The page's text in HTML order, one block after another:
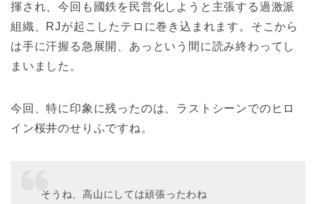
揮され、今回も國鉄を民営化しようと主張する過激派
組織、RJが起こしたテロに巻き込まれます。そこから
は手に汗握る急展開、あっという間に読み終わってし
まいました。
今回、特に印象に残ったのは、ラストシーンでのヒロ
イン桜井のせりふですね。
そうね、高山にしては頑張ったわね